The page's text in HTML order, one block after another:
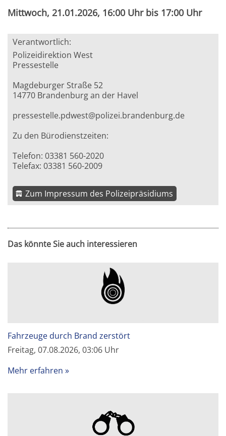
Mittwoch, 21.01.2026, 16:00 Uhr bis 17:00 Uhr
Verantwortlich:
Polizeidirektion West
Pressestelle
Magdeburger Straße 52
14770 Brandenburg an der Havel
pressestelle.pdwest@polizei.brandenburg.de
Zu den Bürodienstzeiten:
Telefon: 03381 560-2020
Telefax: 03381 560-2009
Zum Impressum des Polizeipräsidiums
Das könnte Sie auch interessieren
Fahrzeuge durch Brand zerstört
Freitag, 07.08.2026, 03:06 Uhr
Mehr erfahren